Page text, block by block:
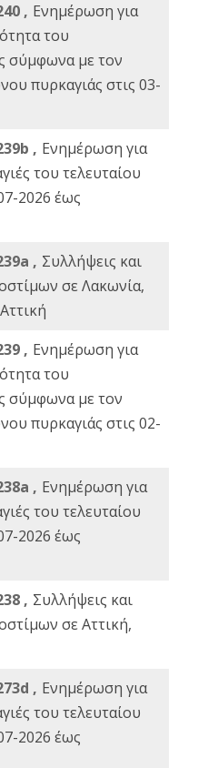
, Ενημέρωση για
του
σύμφωνα με τον
πυρκαγιάς στις 03-
, Ενημέρωση για
του τελευταίου
2026 έως
, Συλλήψεις και
σε Λακωνία,
, Ενημέρωση για
του
σύμφωνα με τον
πυρκαγιάς στις 02-
, Ενημέρωση για
του τελευταίου
2026 έως
, Συλλήψεις και
σε Αττική,
, Ενημέρωση για
του τελευταίου
2026 έως